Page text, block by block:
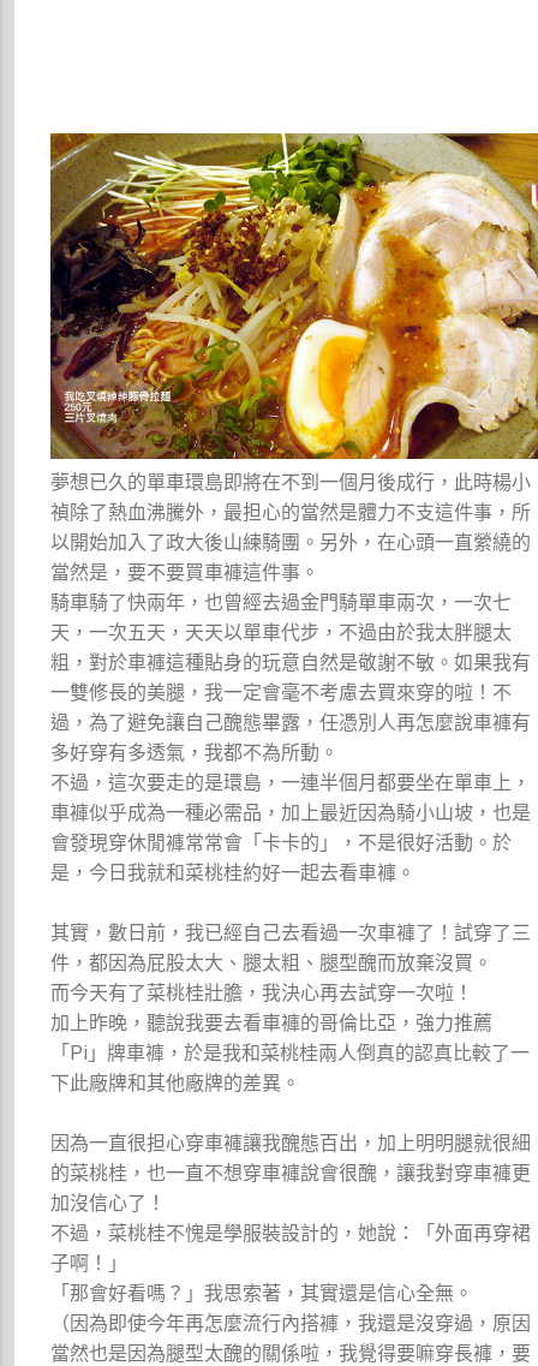
夢想已久的單車環島即將在不到一個月後成行，此時楊小
禎除了熱血沸騰外，最担心的當然是體力不支這件事，所
以開始加入了政大後山練騎團。另外，在心頭一直縈繞的
當然是，要不要買車褲這件事。
騎車騎了快兩年，也曾經去過金門騎單車兩次，一次七
天，一次五天，天天以單車代步，不過由於我太胖腿太
粗，對於車褲這種貼身的玩意自然是敬謝不敏。如果我有
一雙修長的美腿，我一定會毫不考慮去買來穿的啦！不
過，為了避免讓自己醜態畢露，任憑別人再怎麼說車褲有
多好穿有多透氣，我都不為所動。
不過，這次要走的是環島，一連半個月都要坐在單車上，
車褲似乎成為一種必需品，加上最近因為騎小山坡，也是
會發現穿休閒褲常常會「卡卡的」，不是很好活動。於
是，今日我就和菜桃桂約好一起去看車褲。
其實，數日前，我已經自己去看過一次車褲了！試穿了三
件，都因為屁股太大、腿太粗、腿型醜而放棄沒買。
而今天有了菜桃桂壯膽，我決心再去試穿一次啦！
加上昨晚，聽說我要去看車褲的哥倫比亞，強力推薦
「Pi」牌車褲，於是我和菜桃桂兩人倒真的認真比較了一
下此廠牌和其他廠牌的差異。
因為一直很担心穿車褲讓我醜態百出，加上明明腿就很細
的菜桃桂，也一直不想穿車褲說會很醜，讓我對穿車褲更
加沒信心了！
不過，菜桃桂不愧是學服裝設計的，她說：「外面再穿裙
子啊！」
「那會好看嗎？」我思索著，其實還是信心全無。
（因為即使今年再怎麼流行內搭褲，我還是沒穿過，原因
當然也是因為腿型太醜的關係啦，我覺得要嘛穿長褲，要